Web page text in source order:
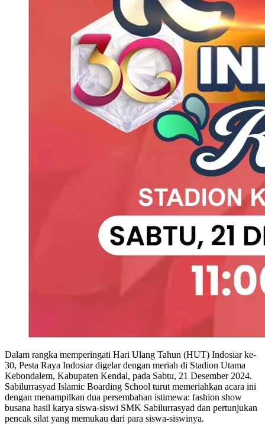
Dalam rangka memperingati Hari Ulang Tahun (HUT) Indosiar ke-
30, Pesta Raya Indosiar digelar dengan meriah di Stadion Utama
Kebondalem, Kabupaten Kendal, pada Sabtu, 21 Desember 2024.
Sabilurrasyad Islamic Boarding School turut memeriahkan acara ini
dengan menampilkan dua persembahan istimewa: fashion show
busana hasil karya siswa-siswi SMK Sabilurrasyad dan pertunjukan
pencak silat yang memukau dari para siswa-siswinya.